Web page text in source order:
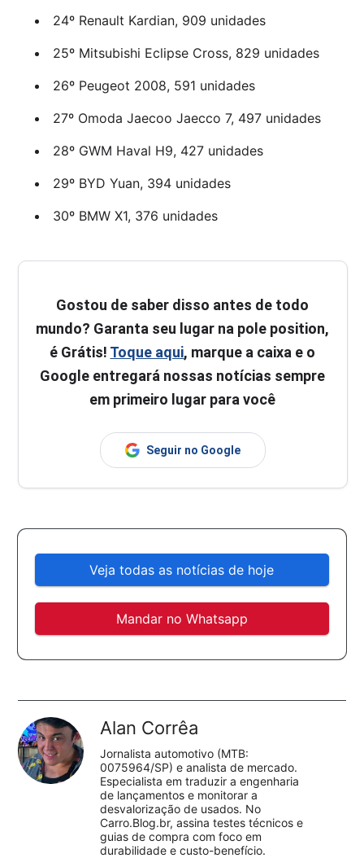
24º Renault Kardian, 909 unidades
25º Mitsubishi Eclipse Cross, 829 unidades
26º Peugeot 2008, 591 unidades
27º Omoda Jaecoo Jaecco 7, 497 unidades
28º GWM Haval H9, 427 unidades
29º BYD Yuan, 394 unidades
30º BMW X1, 376 unidades
Gostou de saber disso antes de todo
mundo? Garanta seu lugar na pole position,
é Grátis! Toque aqui, marque a caixa e o
Google entregará nossas notícias sempre
em primeiro lugar para você
Seguir no Google
Veja todas as notícias de hoje
Mandar no Whatsapp
Alan Corrêa
Jornalista automotivo (MTB:
0075964/SP) e analista de mercado.
Especialista em traduzir a engenharia
de lançamentos e monitorar a
desvalorização de usados. No
Carro.Blog.br, assina testes técnicos e
guias de compra com foco em
durabilidade e custo-benefício.